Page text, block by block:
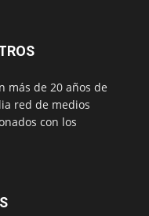
más de 20 años de
red de medios
con los